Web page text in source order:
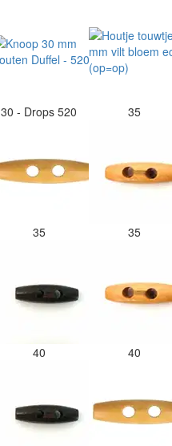
30 - Drops 520 35
35 35
40 40